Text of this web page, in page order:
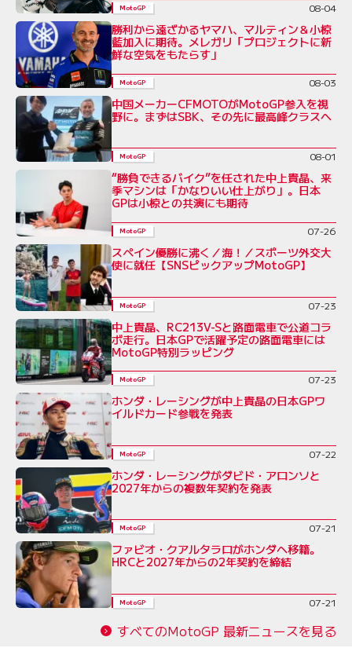
MotoGP 08-04
勝利から遠ざかるヤマハ、マルティン＆小椋
藍加入に期待。メレガリ「プロジェクトに新
鮮な空気をもたらす」
MotoGP 08-03
中国メーカーCFMOTOがMotoGP参入を視
野に。まずはSBK、その先に最高峰クラスへ
MotoGP 08-01
“勝負できるバイク”を任された中上貴晶、来
季マシンは「かなりいい仕上がり」。日本
GPは小椋との共演にも期待
MotoGP 07-26
スペイン優勝に沸く／海！／スポーツ外交大
使に就任【SNSピックアップMotoGP】
MotoGP 07-23
中上貴晶、RC213V-Sと路面電車で公道コラ
ボ走行。日本GPで活躍予定の路面電車には
MotoGP特別ラッピング
MotoGP 07-23
ホンダ・レーシングが中上貴晶の日本GPワ
イルドカード参戦を発表
MotoGP 07-22
ホンダ・レーシングがダビド・アロンソと
2027年からの複数年契約を発表
MotoGP 07-21
ファビオ・クアルタラロがホンダへ移籍。
HRCと2027年からの2年契約を締結
MotoGP 07-21
すべてのMotoGP 最新ニュースを見る